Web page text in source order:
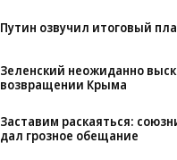
Путин озвучил итоговый
Зеленский неожиданно
возвращении Крыма
Заставим раскаяться:
дал грозное обещание